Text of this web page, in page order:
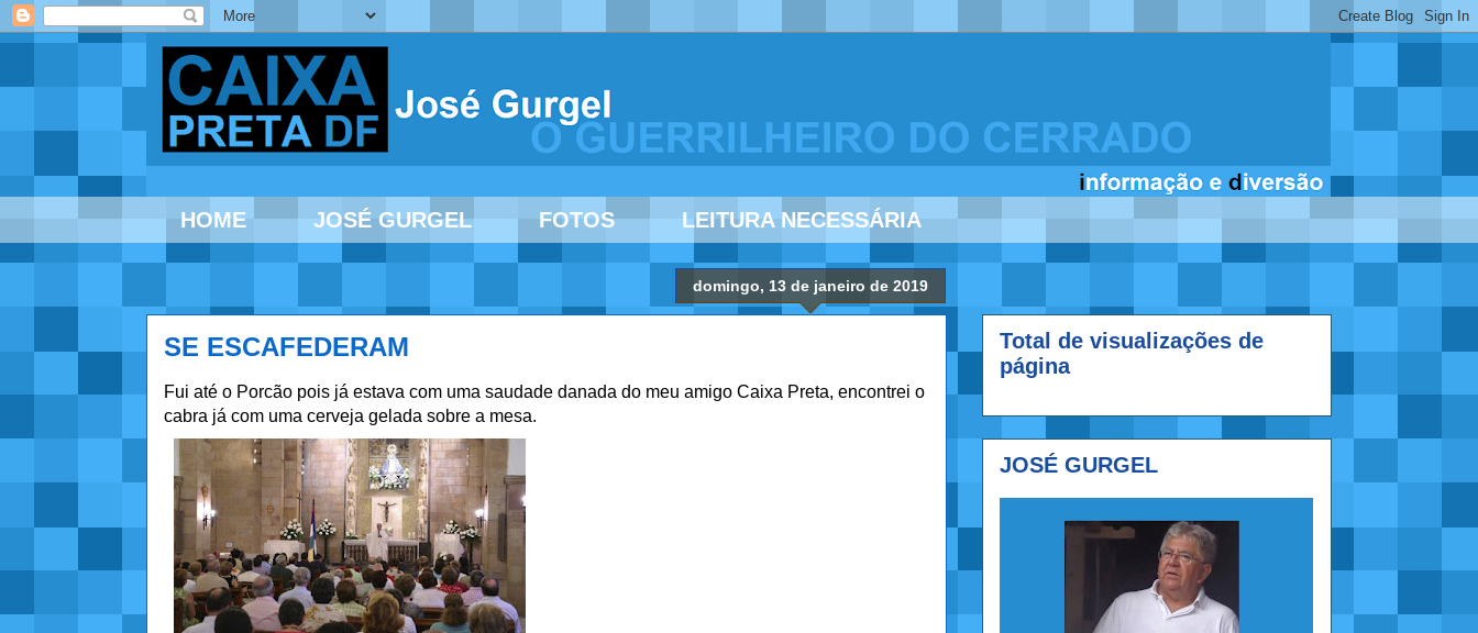
HOME JOSÉ GURGEL FOTOS LEITURA NECESSÁRIA
domingo, 13 de janeiro de 2019
SE ESCAFEDERAM
Fui até o Porcão pois já estava com uma saudade danada do meu amigo Caixa Preta, encontrei o
cabra já com uma cerveja gelada sobre a mesa.
Total de visualizações de
página
JOSÉ GURGEL